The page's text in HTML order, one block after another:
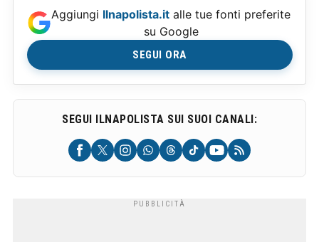
Aggiungi Ilnapolista.it alle tue fonti preferite
su Google
SEGUI ORA
SEGUI ILNAPOLISTA SUI SUOI CANALI: